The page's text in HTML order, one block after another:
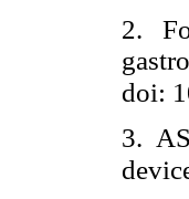
2.
doi:
3.